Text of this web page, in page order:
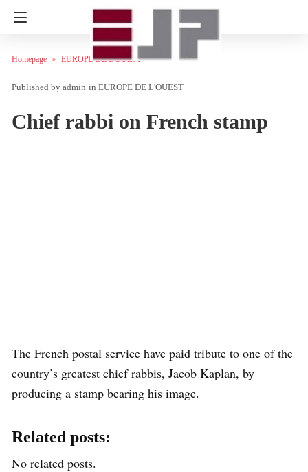
Homepage EUROPE DE L'OUEST
admin in EUROPE DE L'OUEST
Chief rabbi on French stamp
The French postal service have paid tribute to one of the
country’s greatest chief rabbis, Jacob Kaplan, by
producing a stamp bearing his image.
Related posts:
No related posts.